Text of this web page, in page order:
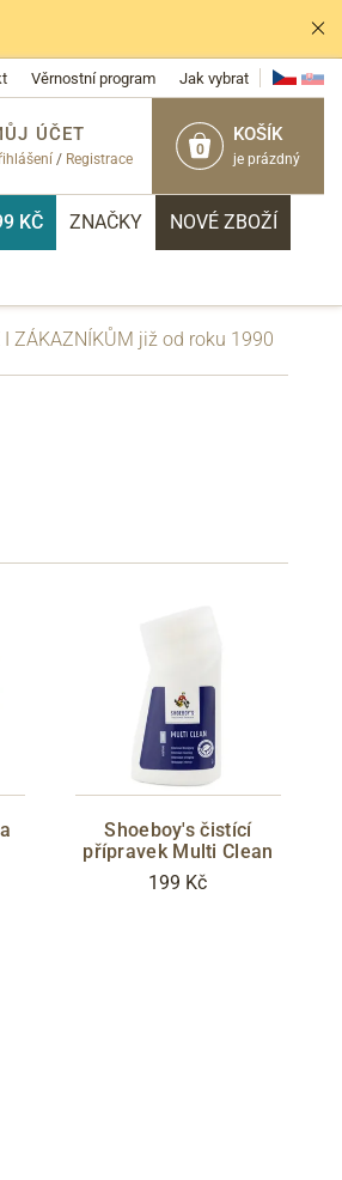
Věrnostní program Jak vybrat
0
KOŠÍK
je prázdný
ÚČET
/ Registrace
KČ ZNAČKY NOVÉ ZBOŽÍ
I ZÁKAZNÍKŮM již od roku 1990
Shoeboy's čistící
přípravek Multi Clean
199 Kč